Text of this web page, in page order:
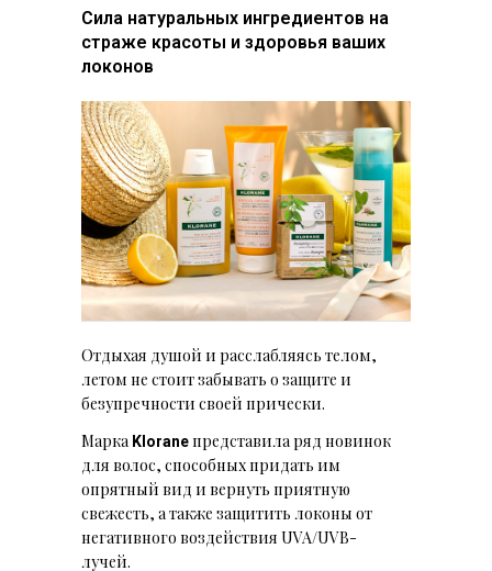
Сила натуральных ингредиентов на
страже красоты и здоровья ваших
локонов
Отдыхая душой и расслабляясь телом,
летом не стоит забывать о защите и
безупречности своей прически.
Марка Kloraneпредставила ряд новинок
для волос, способных придать им
опрятный вид и вернуть приятную
свежесть, а также защитить локоны от
негативного воздействия UVA/UVB-
лучей.